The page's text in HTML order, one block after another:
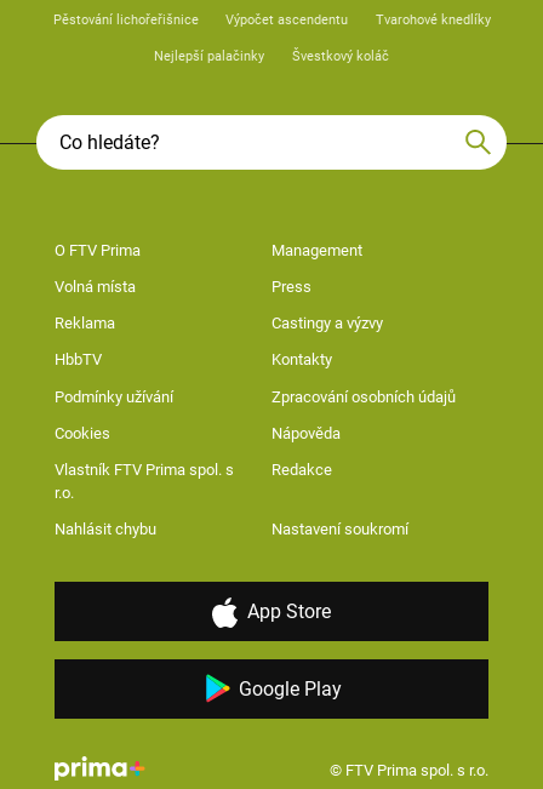
Pěstování lichořeřišnice Výpočet ascendentu Tvarohové knedlíky
Nejlepší palačinky Švestkový koláč
O FTV Prima Management
Volná místa Press
Reklama Castingy a výzvy
HbbTV Kontakty
Podmínky užívání Zpracování osobních údajů
Cookies Nápověda
Vlastník FTV Prima spol. s
r.o.
Redakce
Nahlásit chybu Nastavení soukromí
App Store
Google Play
© FTV Prima spol. s r.o.